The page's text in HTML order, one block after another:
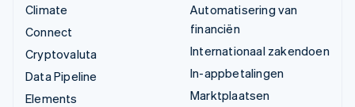
Climate
Connect
Cryptovaluta
Data Pipeline
Elements
Automatisering van
financiën
Internationaal zakendoen
In-appbetalingen
Marktplaatsen